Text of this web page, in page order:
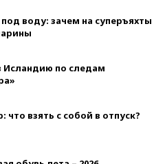
воду: зачем на суперъяхты
Исландию по следам
взять с собой в отпуск?